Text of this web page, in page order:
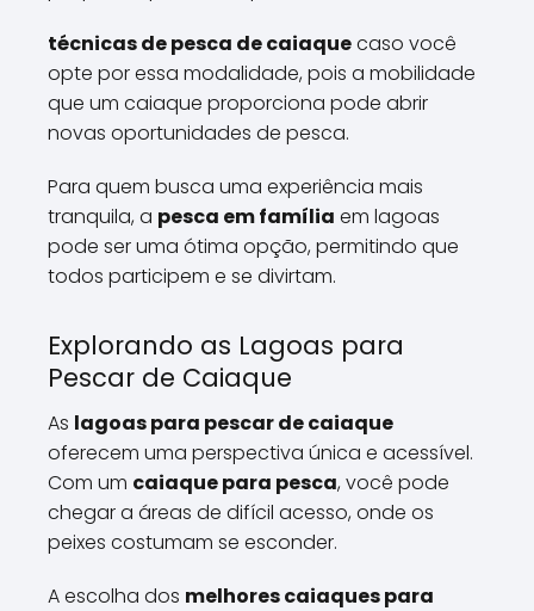
técnicas de pesca de caiaquecaso você
opte por essa modalidade, pois a mobilidade
que um caiaque proporciona pode abrir
novas oportunidades de pesca.
Para quem busca uma experiência mais
tranquila, a pesca em família em lagoas
pode ser uma ótima opção, permitindo que
todos participem e se divirtam.
Explorando as Lagoas para
Pescar de Caiaque
As lagoas para pescar de caiaque
oferecem uma perspectiva única e acessível.
Com um caiaque para pesca, você pode
chegar a áreas de difícil acesso, onde os
peixes costumam se esconder.
A escolha dos melhores caiaques para